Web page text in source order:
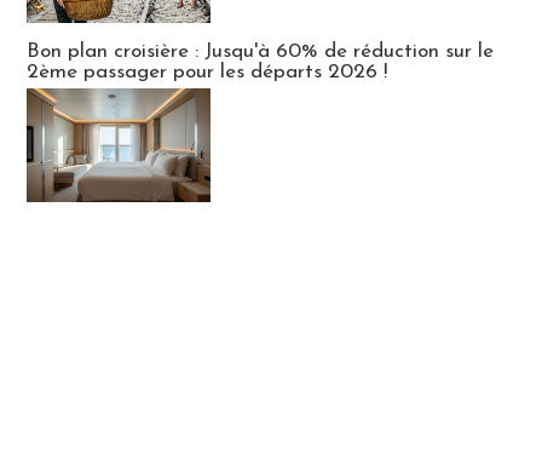
Bon plan croisière : Jusqu'à 60% de réduction sur le
2ème passager pour les départs 2026 !